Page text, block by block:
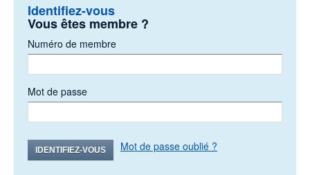
Identifiez-vous
Vous êtes membre ?
Numéro de membre
Mot de passe
IDENTIFIEZ-VOUS Mot de passe oublié ?